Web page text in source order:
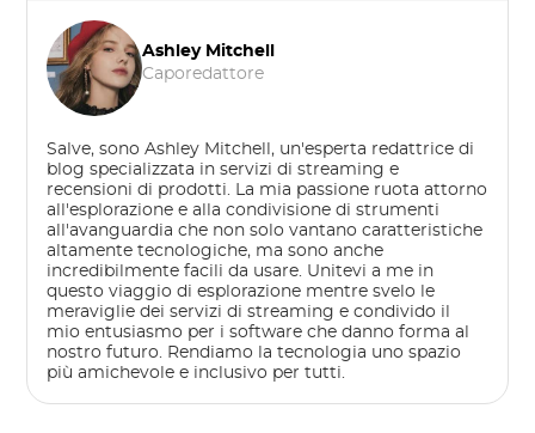
Ashley Mitchell
Caporedattore
Salve, sono Ashley Mitchell, un'esperta redattrice di
blog specializzata in servizi di streaming e
recensioni di prodotti. La mia passione ruota attorno
all'esplorazione e alla condivisione di strumenti
all'avanguardia che non solo vantano caratteristiche
altamente tecnologiche, ma sono anche
incredibilmente facili da usare. Unitevi a me in
questo viaggio di esplorazione mentre svelo le
meraviglie dei servizi di streaming e condivido il
mio entusiasmo per i software che danno forma al
nostro futuro. Rendiamo la tecnologia uno spazio
più amichevole e inclusivo per tutti.